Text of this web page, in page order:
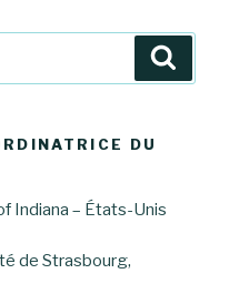
DU
Indiana – États-Unis
de Strasbourg,